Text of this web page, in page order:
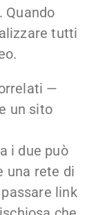
Quando
tutti
—
un sito
i due può
una rete di
link